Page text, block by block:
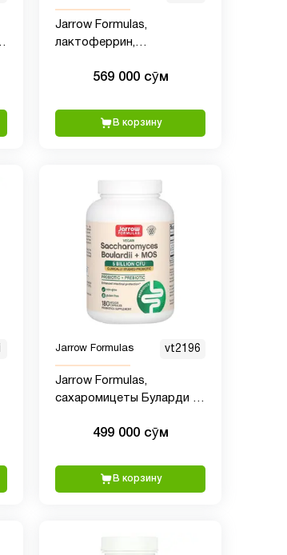
Jarrow Formulas,
лактоферрин,
60 капсул569 000 сӯм
В корзину
Jarrow Formulas vt2196
Jarrow Formulas,
сахаромицеты Буларди и
вегетерианских капсул с
высвобождением
499 000 сӯм
В корзину